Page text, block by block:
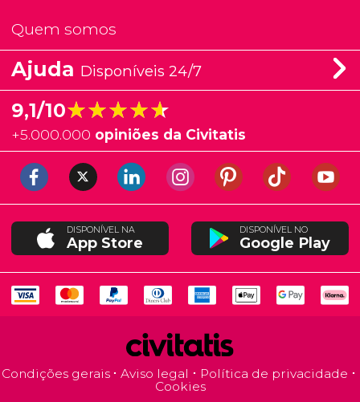
Quem somos
Ajuda Disponíveis 24/7
9,1/10★★★★★
★★★★★
+5.000.000 opiniões da Civitatis
DISPONÍVEL NA
App Store
DISPONÍVEL NO
Google Play
Condições gerais Aviso legal
Política de privacidade
Cookies